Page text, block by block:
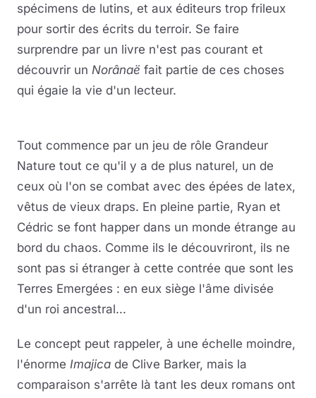
spécimens de lutins, et aux éditeurs trop frileux
pour sortir des écrits du terroir. Se faire
surprendre par un livre n'est pas courant et
découvrir un Norânaë fait partie de ces choses
qui égaie la vie d'un lecteur.
Tout commence par un jeu de rôle Grandeur
Nature tout ce qu'il y a de plus naturel, un de
ceux où l'on se combat avec des épées de latex,
vêtus de vieux draps. En pleine partie, Ryan et
Cédric se font happer dans un monde étrange au
bord du chaos. Comme ils le découvriront, ils ne
sont pas si étranger à cette contrée que sont les
Terres Emergées : en eux siège l'âme divisée
d'un roi ancestral...
Le concept peut rappeler, à une échelle moindre,
l'énorme Imajica de Clive Barker, mais la
comparaison s'arrête là tant les deux romans ont